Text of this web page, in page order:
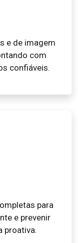
e de imagem
com
confiáveis.
para
e prevenir
proativa.